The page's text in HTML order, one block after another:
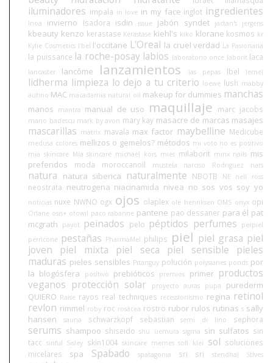
iluminadores impala in love in my face inglot ingredientes
Inoa invierno Isadora isdin issue jabón syndet jactan's jergens
kbeauty kenzo kerastase Kérastase kiehl's kiko klorane kosmos kr
Kylie Cosmetics l'bel l'occitane L'Oreal la cruel verdad La Pasionaria
la puissance la roche-posay labios laboratorio once laborit laca
lancaster lancôme lanzamientos las pepas lbel lemel
lidherma limpieza lo dejo a tu criterio loewe lush mabby
autino MAC macadamia natural oil makeup for dummies manchas
manos mantra manual de uso maquillaje marc jacobs
mario badescu mark by avon mary kay masacre de marcas masajes
mascarillas matrix mavala max factor maybelline Medicube
medusa colores mellizos o gemelos? métodos mi voto no es positivo
mia skincare Mía skincare michael kors mies milaborit minx nails mis
preferidos
moda moroccanoil mustela narciso Rodriguez nars
natura natura siberica naturalmente NBOTB NE nell ross
neostrata neutrogena niacinamida nivea no sos vos soy yo
noticias nuxe NWNO ogx ojos olaplex ole henriksen OMS onyx opi
Orlane osis+ otowil paco rabanne pantene pao dessaner para él pat
mcgrath
payot peinados pelo péptidos perfumes
perpiel
perricone pestañas PharmaMel philips piel piel grasa piel
joven
piel mixta piel seca piel sensible
pieles
maduras pieles sensibles Pitanguy polución polysianes ponds por
la blogósfera
positivo prebióticos premios primer productos
veganos protección solar proyecto auras pupa
purederm
QUIERO Raise rayos real techniques recessionismo regina retinol
revlon rimmel roby roc rosácea rostro rubor rulos rutinas s sally
hansen
sauna schwarzkopf sebastian semi di lino sephora
serums shampoo shiseido shu uemura sigma sin sulfatos sin
tacc sinful Sisley skin1004 skincare memes sofí klei sol soluciones
micelares
spa Spabado spatagonia sri sri stendhal StIves